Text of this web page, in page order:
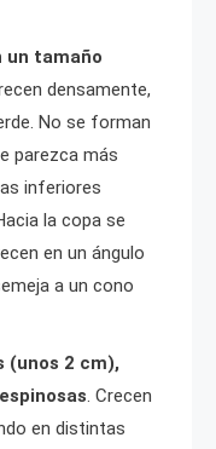
un tamaño
densamente,
No se forman
parezca más
inferiores
la copa se
en un ángulo
a un cono
(unos 2 cm),
. Crecen
en distintas